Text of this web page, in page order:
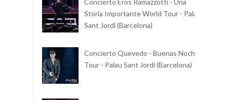
Storia Importante World Tour - Palau
Sant Jordi (Barcelona)
Concierto Quevedo - Buenas Noches
Tour - Palau Sant Jordi (Barcelona)